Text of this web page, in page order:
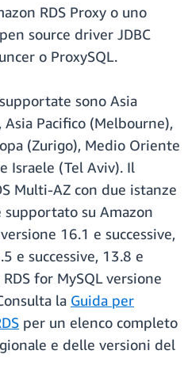
RDS Proxy o uno
source driver JDBC
o ProxySQL.
sono Asia
Pacifico (Melbourne),
(Zurigo), Medio Oriente
Israele (Tel Aviv). Il
Multi-AZ con due istanze
su Amazon
16.1 e successive,
e successive, 13.8 e
for MySQL versione
la Guida per
per un elenco completo
e delle versioni del